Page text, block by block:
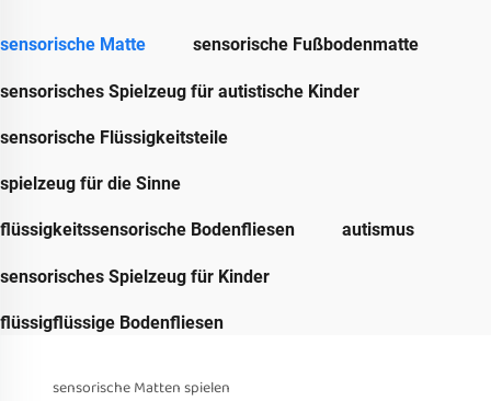
sensorische Matte sensorische Fußbodenmatte
sensorisches Spielzeug für autistische Kinder
sensorische Flüssigkeitsteile
spielzeug für die Sinne
flüssigkeitssensorische Bodenfliesen autismus
sensorisches Spielzeug für Kinder
flüssigflüssige Bodenfliesen
sensorische Matten spielen